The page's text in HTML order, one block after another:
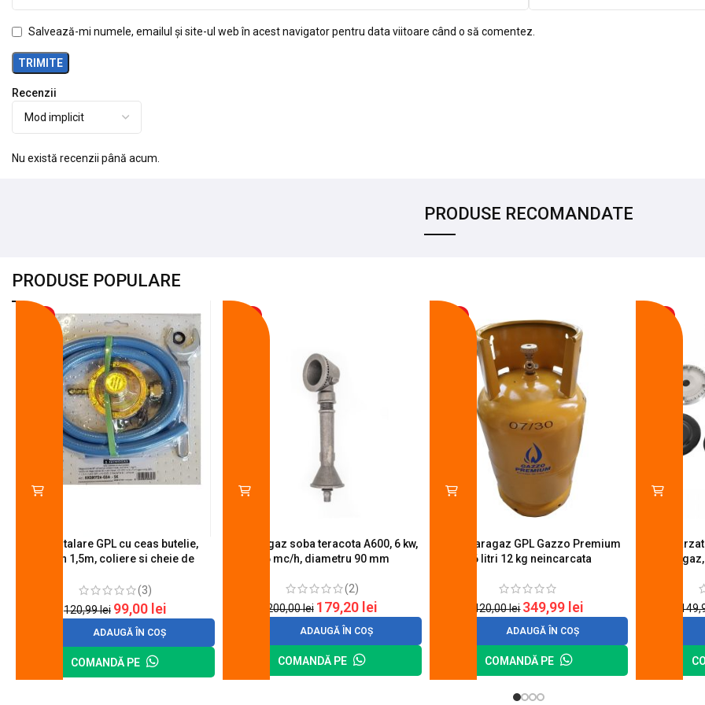
Recenzii
Nu există recenzii până acum.
Salvează-mi numele, emailul și site-ul web în acest navigator pentru data viitoare când o să comentez.
PRODUSE RECOMANDATE
PRODUSE POPULARE
Kit instalare GPL cu ceas butelie,
furtun 1,5m, coliere si cheie de
(3)
120,99lei 99,00 lei
ADAUGĂ ÎN COȘ
COMANDĂ PE
Arzator gaz soba teracota A600, 6 kw,
0.6 mc/h, diametru 90 mm
(2)
200,00lei 179,20 lei
ADAUGĂ ÎN COȘ
COMANDĂ PE
Butelie aragaz GPL Gazzo Premium
26 litri 12 kg neincarcata
420,00lei 349,99 lei
ADAUGĂ ÎN COȘ
COMANDĂ PE
Set 4